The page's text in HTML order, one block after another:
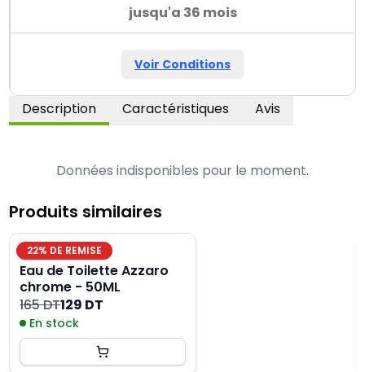
jusqu'a 36 mois
Voir Conditions
Description Caractéristiques Avis
Données indisponibles pour le moment.
Produits similaires
22% DE REMISE
Eau de Toilette Azzaro
chrome - 50ML
165 DT129 DT
En stock